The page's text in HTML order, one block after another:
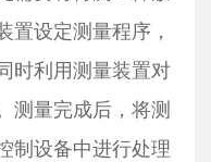
置设定测量程序，
时利用测量装置对
测量完成后，将测
制设备中进行处理